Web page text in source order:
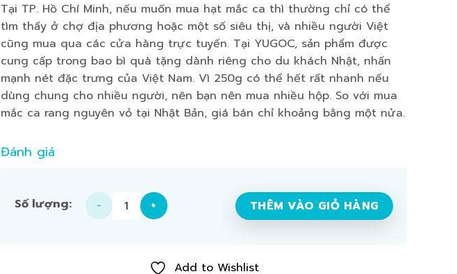
Tại TP. Hồ Chí Minh, nếu muốn mua hạt mắc ca thì thường chỉ có thể
tìm thấy ở chợ địa phương hoặc một số siêu thị, và nhiều người Việt
cũng mua qua các cửa hàng trực tuyến. Tại YUGOC, sản phẩm được
cung cấp trong bao bì quà tặng dành riêng cho du khách Nhật, nhấn
mạnh nét đặc trưng của Việt Nam. Vì 250g có thể hết rất nhanh nếu
dùng chung cho nhiều người, nên bạn nên mua nhiều hộp. So với mua
mắc ca rang nguyên vỏ tại Nhật Bản, giá bán chỉ khoảng bằng một nửa.
Đánh giá
【SET】Hạt mắc ca 250g × 3 hộp số lượng THÊM VÀO GIỎ HÀNG
Add to Wishlist